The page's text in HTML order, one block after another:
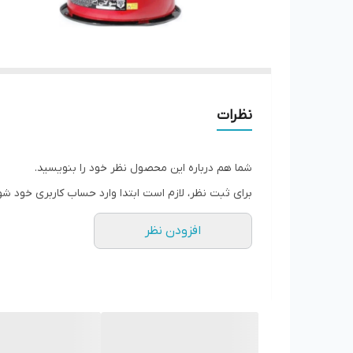
نظرات
شما هم درباره این محصول نظر خود را بنویسید.
برای ثبت نظر، لازم است ابتدا وارد حساب کاربری خود
افزودن نظر